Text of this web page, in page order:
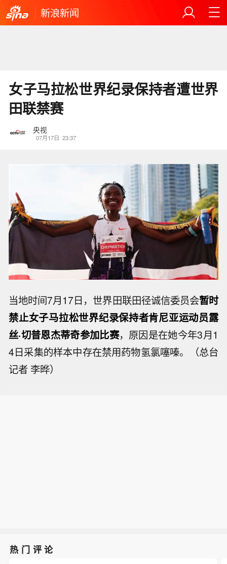
新浪新闻
女子马拉松世界纪录保持者遭世界
田联禁赛
央视
07月17日 23:37
当地时间7月17日，世界田联田径诚信委员会暂时
禁止女子马拉松世界纪录保持者肯尼亚运动员露
丝·切普恩杰蒂奇参加比赛，原因是在她今年3月1
4日采集的样本中存在禁用药物氢氯噻嗪。（总台
记者 李晔）
热门评论